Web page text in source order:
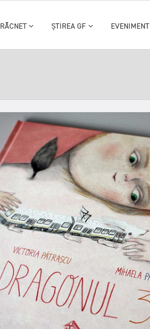
RĂCNET ȘTIREA GF EVENIMENT